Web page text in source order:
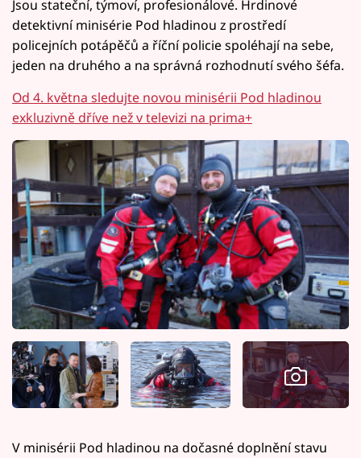
Jsou stateční, týmoví, profesionálové. Hrdinové
detektivní minisérie Pod hladinou z prostředí
policejních potápěčů a říční policie spoléhají na sebe,
jeden na druhého a na správná rozhodnutí svého šéfa.
Od 4. května sledujte novou minisérii Pod hladinou
exkluzivně dříve než v televizi na prima+
V minisérii Pod hladinou na dočasné doplnění stavu